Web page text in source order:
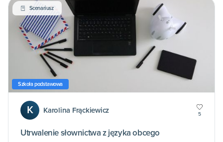
Scenariusz
Szkoła podstawowa
K Karolina Frąckiewicz 5
Utrwalenie słownictwa z języka obcego